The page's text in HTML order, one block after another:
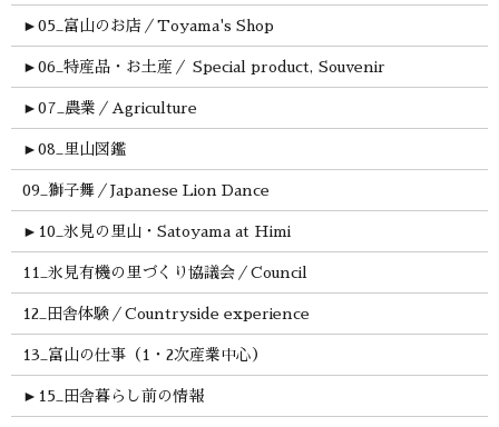
► 05_富山のお店／Toyama's Shop
► 06_特産品・お土産／ Special product, Souvenir
► 07_農業／Agriculture
► 08_里山図鑑
09_獅子舞／Japanese Lion Dance
► 10_氷見の里山・Satoyama at Himi
11_氷見有機の里づくり協議会／Council
12_田舎体験／Countryside experience
13_富山の仕事（1・2次産業中心）
► 15_田舎暮らし前の情報